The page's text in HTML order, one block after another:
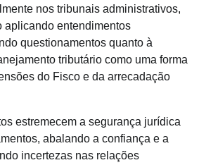
nos tribunais administrativos,
aplicando entendimentos
questionamentos quanto à
tributário como uma forma
do Fisco e da arrecadação
estremecem a segurança jurídica
abalando a confiança e a
incertezas nas relações